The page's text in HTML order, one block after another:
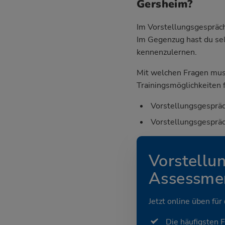
Gersheim?
Im
Im Gegenzug hast du
kennenzulernen.
Mit welchen Fragen
Trainingsmöglichkeiten
Jetzt online üben für
Die häufigsten